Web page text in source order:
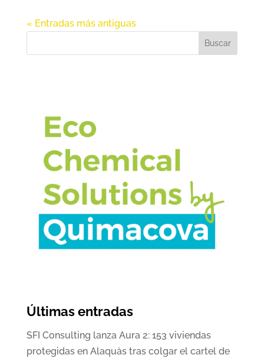
« Entradas más antiguas
Buscar
Últimas entradas
SFI Consulting lanza Aura 2: 153 viviendas
protegidas en Alaquàs tras colgar el cartel de